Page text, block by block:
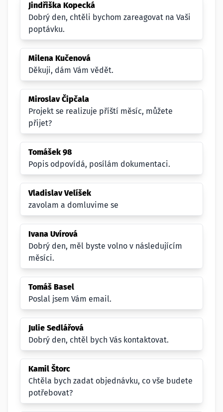
Jindřiška Kopecká
Dobrý den, chtěli bychom zareagovat na Vaši
poptávku.
Milena Kučenová
Děkuji, dám Vám vědět.
Miroslav Čipčala
Projekt se realizuje příští měsíc, můžete
přijet?
Tomášek 98
Popis odpovídá, posílám dokumentaci.
Vladislav Velíšek
zavolam a domluvime se
Ivana Uvírová
Dobrý den, měl byste volno v následujícím
měsíci.
Tomáš Basel
Poslal jsem Vám email.
Julie Sedlářová
Dobrý den, chtěl bych Vás kontaktovat.
Kamil Štorc
Chtěla bych zadat objednávku, co vše budete
potřebovat?